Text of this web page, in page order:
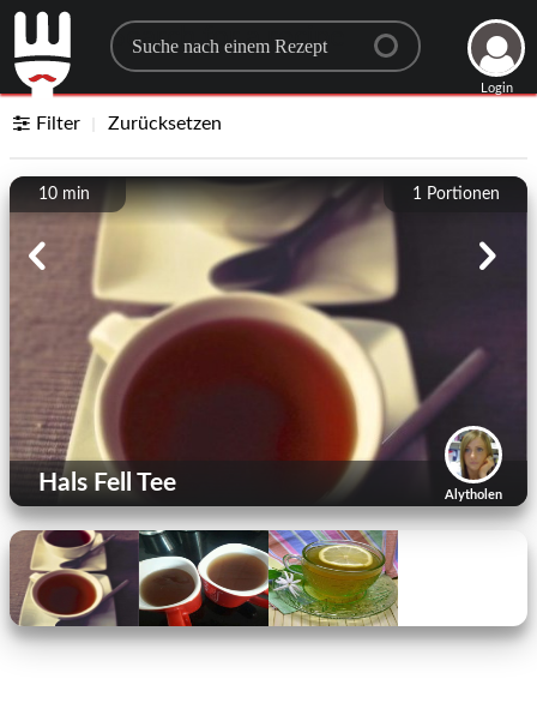
Search for a recipe
Login
Filter Zurücksetzen
1 Portionen
10 min
Alytholen
Hals Fell Tee